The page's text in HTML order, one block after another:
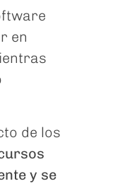
en
de los
y se